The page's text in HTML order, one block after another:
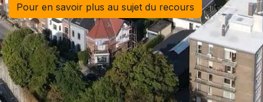
Pour en savoir plus au sujet du​​​​ recours